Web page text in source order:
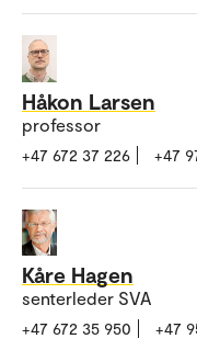
Håkon Larsen
professor
+47 672 37 226 +47
Kåre Hagen
senterleder SVA
+47 672 35 950 +47